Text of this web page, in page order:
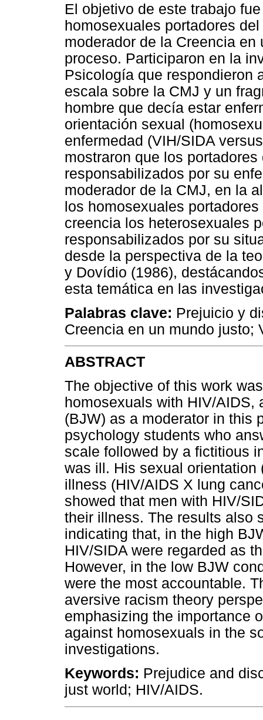
El objetivo de este trabajo
homosexuales portadores
moderador de la Creencia
proceso. Participaron en la
Psicología que respondieron
escala sobre la CMJ y un
hombre que decía estar
orientación sexual
enfermedad (VIH/SIDA
mostraron que los
responsabilizados por su
moderador de la CMJ, en la
los homosexuales
creencia los heterosexuales
responsabilizados por su
desde la perspectiva de la
y Dovídio (1986),
esta temática en las
Palabras clave: Prejuicio y
Creencia en un mundo justo;
ABSTRACT
The objective of this work
homosexuals with HIV/
(BJW) as a moderator in this
psychology students who
scale followed by a fictitious
was ill. His sexual
illness (HIV/AIDS X lung
showed that men with HIV/
their illness. The results also
indicating that, in the high
HIV/SIDA were regarded as
However, in the low BJW
were the most accountable.
aversive racism theory
emphasizing the importance
against homosexuals in the
investigations.
Keywords: Prejudice and
just world; HIV/AIDS.